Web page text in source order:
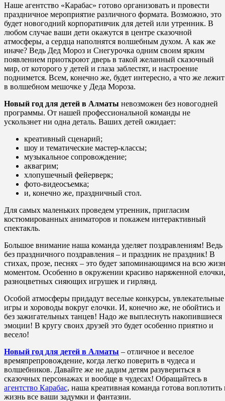
Наше агентство «Карабас» готово организовать и провести
праздничное мероприятие различного формата. Возможно, это
будет новогодний корпоративчик для детей или утренник. В
любом случае ваши дети окажутся в центре сказочной
атмосферы, а сердца наполнятся волшебным духом. А как же
иначе? Ведь Дед Мороз и Снегурочка одним своим ярким
появлением приоткроют дверь в такой желанный сказочный
мир, от которого у детей и глаза заблестят, и настроение
поднимется. Всем, конечно же, будет интересно, а что же лежит
в волшебном мешочке у Деда Мороза.
Новый год для детей в Алматы невозможен без новогодней
программы. От нашей профессиональной команды не
ускользнет ни одна деталь. Ваших детей ожидает:
креативный сценарий;
шоу и тематические мастер-классы;
музыкальное сопровождение;
аквагрим;
хлопушечный фейерверк;
фото-видеосъемка;
и, конечно же, праздничный стол.
Для самых маленьких проведем утренник, пригласим
костюмированных аниматоров и покажем интерактивный
спектакль.
Большое внимание наша команда уделяет поздравлениям! Ведь
без праздничного поздравления – и праздник не праздник! В
стихах, прозе, песнях – это будет запоминающимся на всю
моментом. Особенно в окружении красиво наряженной елочки,
разноцветных сияющих игрушек и гирлянд.
Особой атмосферы придадут веселые конкурсы, увлекательные
игры и хороводы вокруг елочки. И, конечно же, не обойтись и
без зажигательных танцев! Надо же выплеснуть накопившиеся
эмоции! В кругу своих друзей это будет особенно приятно и
весело!
Новый год для детей в Алматы – отличное и веселое
времяпрепровождение, когда легко поверить в чудеса и
волшебников. Давайте же не дадим детям разувериться в
сказочных персонажах и вообще в чудесах! Обращайтесь в
агентство Карабас, наша креативная команда готова воплотить
жизнь все ваши задумки и фантазии.